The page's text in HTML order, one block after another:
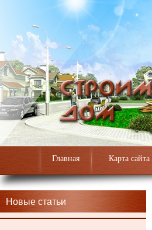
Главная Карта сайта
Новые статьи